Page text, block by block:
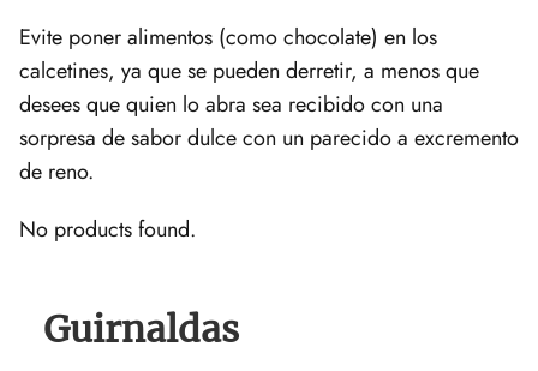
Evite poner alimentos (como chocolate) en los
calcetines, ya que se pueden derretir, a menos que
desees que quien lo abra sea recibido con una
sorpresa de sabor dulce con un parecido a excremento
de reno.
No products found.
Guirnaldas